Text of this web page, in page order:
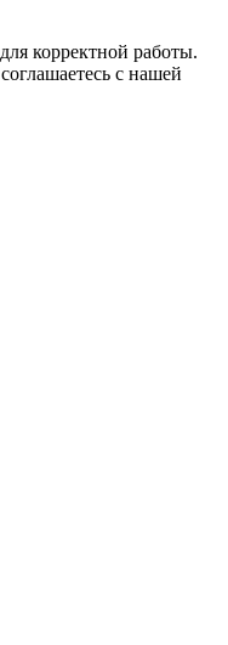
корректной работы.
с нашей